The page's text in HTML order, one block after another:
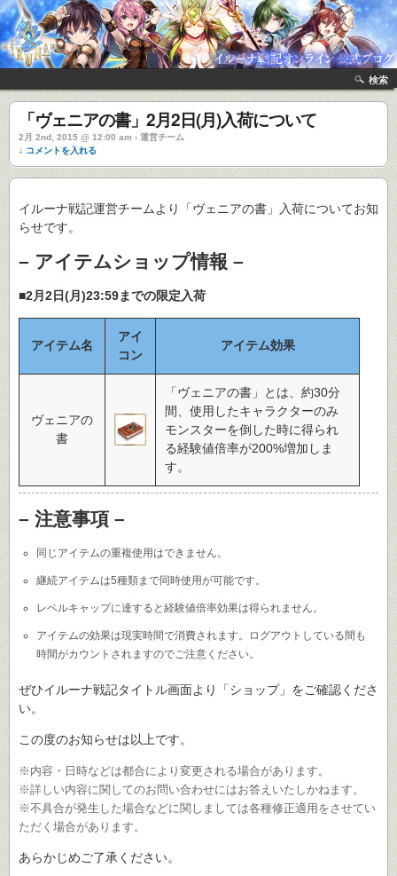
検索
「ヴェニアの書」2月2日(月)入荷について
2月 2nd, 2015 @ 12:00 am › 運営チーム
↓ コメントを入れる
イルーナ戦記運営チームより「ヴェニアの書」入荷についてお知
らせです。
– アイテムショップ情報 –
■2月2日(月)23:59までの限定入荷
アイテム名
アイ
コン
アイテム効果
ヴェニアの
書
「ヴェニアの書」とは、約30分
間、使用したキャラクターのみ
モンスターを倒した時に得られ
る経験値倍率が200%増加しま
す。
– 注意事項 –
同じアイテムの重複使用はできません。
継続アイテムは5種類まで同時使用が可能です。
レベルキャップに達すると経験値倍率効果は得られません。
アイテムの効果は現実時間で消費されます。ログアウトしている間も
時間がカウントされますのでご注意ください。
ぜひイルーナ戦記タイトル画面より「ショップ」をご確認くださ
い。
この度のお知らせは以上です。
※内容・日時などは都合により変更される場合があります。
※詳しい内容に関してのお問い合わせにはお答えいたしかねます。
※不具合が発生した場合などに関しましては各種修正適用をさせてい
ただく場合があります。
あらかじめご了承ください。